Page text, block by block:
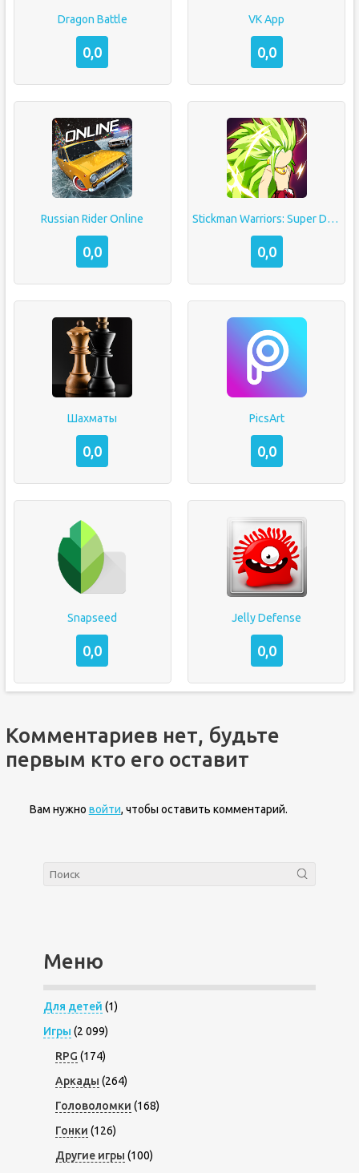
Dragon Battle
0,0
VK App
0,0
Russian Rider Online
0,0
Stickman Warriors: Super Dragon Shadow Fight
0,0
Шахматы
0,0
PicsArt
0,0
Snapseed
0,0
Jelly Defense
0,0
Комментариев нет, будьте
первым кто его оставит
Вам нужно войти, чтобы оставить комментарий.
Меню
Для детей (1)
Игры (2 099)
RPG (174)
Аркады (264)
Головоломки (168)
Гонки (126)
Другие игры (100)